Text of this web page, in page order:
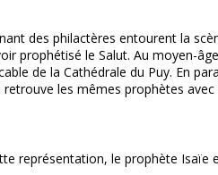
des philactères entourent la
prophétisé le Salut. Au moyen-
de la Cathédrale du Puy. En
les mêmes prophètes avec
représentation, le prophète Isaïe